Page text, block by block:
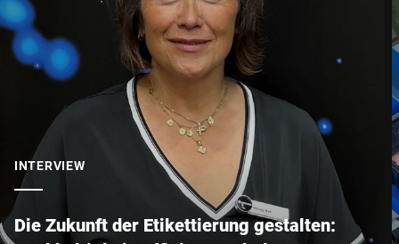
Stadt *
Ihre Nachricht an uns *
INTERVIEW
Die Zukunft der Etikettierung gestalten: